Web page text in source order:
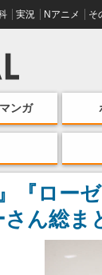
実況 Nアニメ そ
ンガ
『ロ
ん総ま